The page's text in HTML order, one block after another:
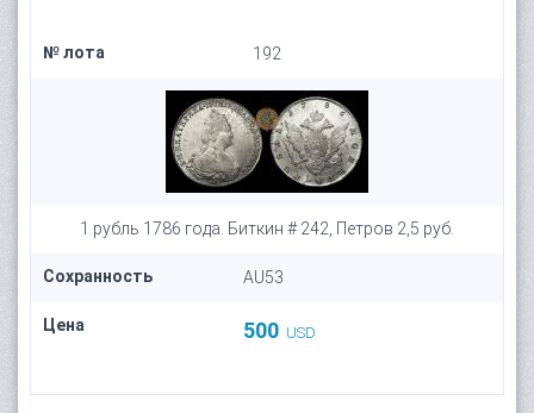
№ лота 192
1 рубль 1786 года. Биткин # 242, Петров 2,5 руб.
Сохранность AU53
Цена 500 USD